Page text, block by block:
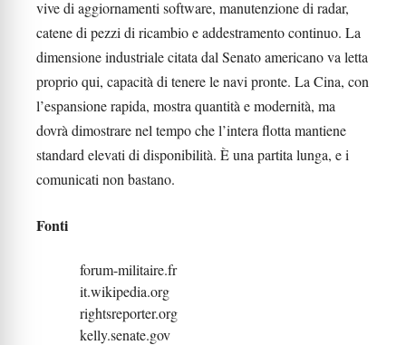
vive di aggiornamenti software, manutenzione di radar,
catene di pezzi di ricambio e addestramento continuo. La
dimensione industriale citata dal Senato americano va letta
proprio qui, capacità di tenere le navi pronte. La Cina, con
l’espansione rapida, mostra quantità e modernità, ma
dovrà dimostrare nel tempo che l’intera flotta mantiene
standard elevati di disponibilità. È una partita lunga, e i
comunicati non bastano.
Fonti
forum-militaire.fr
it.wikipedia.org
rightsreporter.org
kelly.senate.gov